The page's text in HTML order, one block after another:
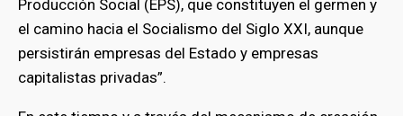
Producción Social (EPS), que constituyen el germen y
el camino hacia el Socialismo del Siglo XXI, aunque
persistirán empresas del Estado y empresas
capitalistas privadas”.